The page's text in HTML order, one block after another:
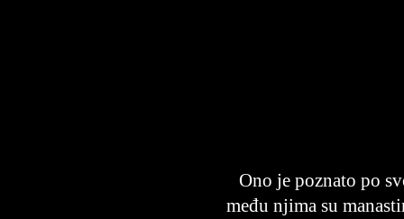
Ono je poznato po
među njima su